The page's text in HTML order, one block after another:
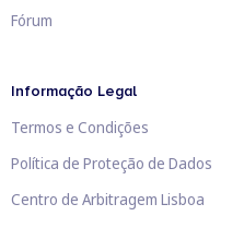
Fórum
Informação Legal
Termos e Condições
Política de Proteção de Dados
Centro de Arbitragem Lisboa